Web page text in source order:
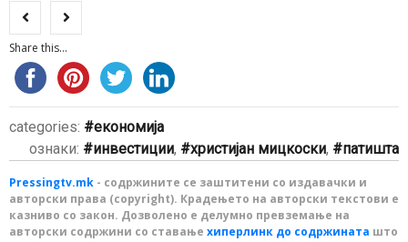
Share this...
categories:
економија
ознаки:
инвестиции, христијан мицкоски, патишта
Pressingtv.mk - содржините се заштитени со издавачки и
авторски права (copyright). Крадењето на авторски текстови е
казниво со закон. Дозволено е делумно превземање на
авторски содржини со ставање хиперлинк до содржината што